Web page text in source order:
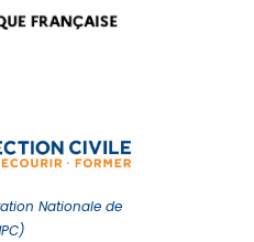
Nationale de